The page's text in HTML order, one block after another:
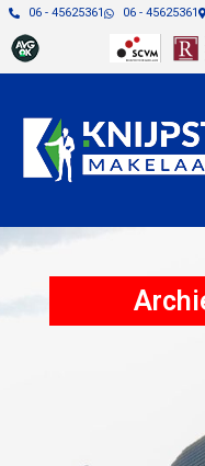
06 - 45625361 06 - 45625361